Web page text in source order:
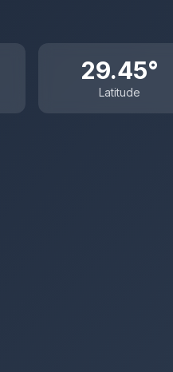
29.45°
Latitude